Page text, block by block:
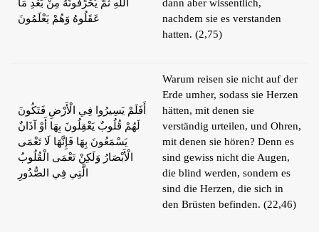
اللَّهِ ثُمَّ يُحَرِّفُونَهُ مِنْ بَعْدِ مَا
عَقَلُوهُ وَهُمْ يَعْلَمُونَ
dann aber wissentlich,
nachdem sie es verstanden
hatten. (2,75)
أَفَلَمْ يَسِيرُوا فِي الْأَرْضِ فَتَكُونَ
لَهُمْ قُلُوبٌ يَعْقِلُونَ بِهَا أَوْ آذَانٌ
يَسْمَعُونَ بِهَا فَإِنَّهَا لَا تَعْمَى
الْأَبْصَارُ وَلَكِنْ تَعْمَى الْقُلُوبُ
الَّتِي فِي الصُّدُورِ
Warum reisen sie nicht auf der
Erde umher, sodass sie Herzen
hätten, mit denen sie
verständig urteilen, und Ohren,
mit denen sie hören? Denn es
sind gewiss nicht die Augen,
die blind werden, sondern es
sind die Herzen, die sich in
den Brüsten befinden. (22,46)